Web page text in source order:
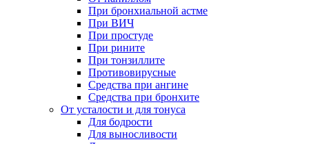
При бронхиальной астме
При ВИЧ
При простуде
При рините
При тонзиллите
Противовирусные
Средства при ангине
Средства при бронхите
От усталости и для тонуса
Для бодрости
Для выносливости